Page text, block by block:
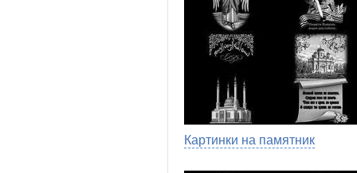
Картинки на памятник